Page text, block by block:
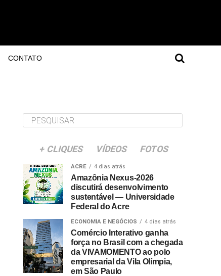
CONTATO
+ CLIQUES VÍDEOS FOTOS
ACRE 4 dias atrás
Amazônia Nexus-2026
discutirá desenvolvimento
sustentável — Universidade
Federal do Acre
ECONOMIA E NEGÓCIOS 4 dias atrás
Comércio Interativo ganha
força no Brasil com a chegada
da VIVAMOMENTO ao polo
empresarial da Vila Olímpia,
em São Paulo